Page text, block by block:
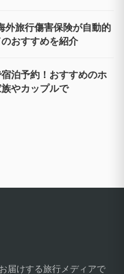
外旅行傷害保険が自動的
おすすめを紹介
泊予約！おすすめのホ
やカップルで
届けする旅行メディアで